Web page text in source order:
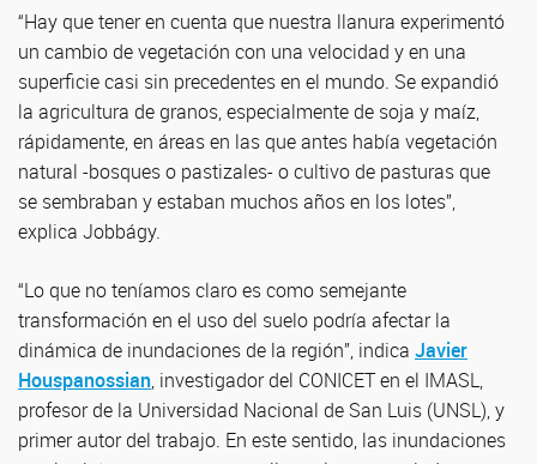
“Hay que tener en cuenta que nuestra llanura experimentó
un cambio de vegetación con una velocidad y en una
superficie casi sin precedentes en el mundo. Se expandió
la agricultura de granos, especialmente de soja y maíz,
rápidamente, en áreas en las que antes había vegetación
natural -bosques o pastizales- o cultivo de pasturas que
se sembraban y estaban muchos años en los lotes”,
explica Jobbágy.
“Lo que no teníamos claro es como semejante
transformación en el uso del suelo podría afectar la
dinámica de inundaciones de la región”, indica Javier
Houspanossian, investigador del CONICET en el IMASL,
profesor de la Universidad Nacional de San Luis (UNSL), y
primer autor del trabajo. En este sentido, las inundaciones